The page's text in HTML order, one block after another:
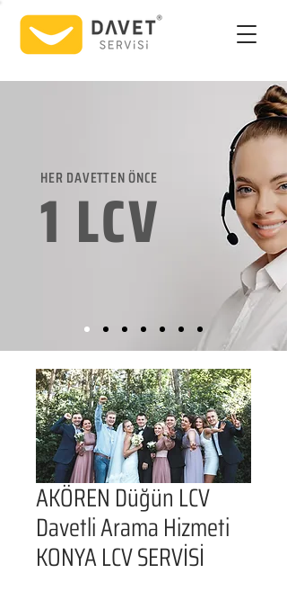
HER DAVETTEN ÖNCE
1 LCV
AKÖREN Düğün LCV
Davetli Arama Hizmeti
KONYA LCV SERVİSİ